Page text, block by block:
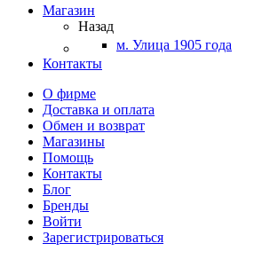
Магазин
Назад
м. Улица 1905 года
Контакты
О фирме
Доставка и оплата
Обмен и возврат
Магазины
Помощь
Контакты
Блог
Бренды
Войти
Зарегистрироваться